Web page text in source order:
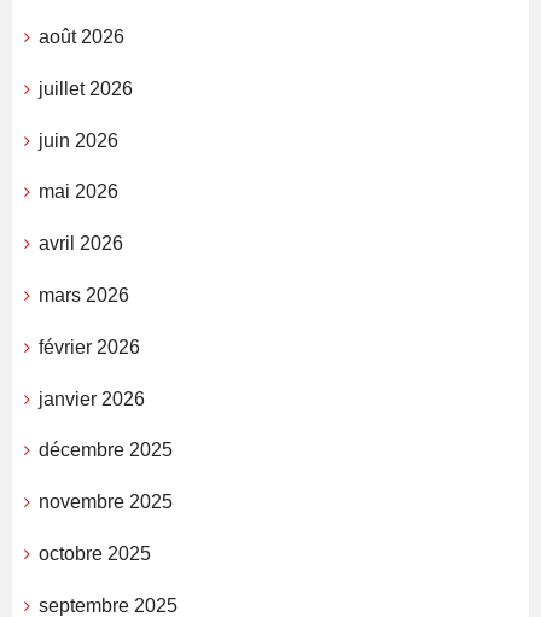
août 2026
juillet 2026
juin 2026
mai 2026
avril 2026
mars 2026
février 2026
janvier 2026
décembre 2025
novembre 2025
octobre 2025
septembre 2025